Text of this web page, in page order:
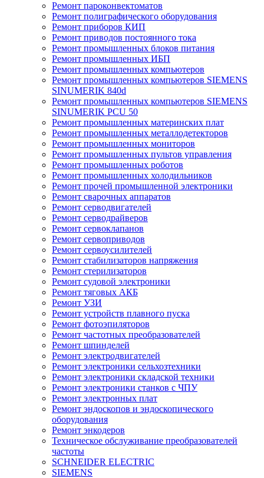
Ремонт пароконвектоматов
Ремонт полиграфического оборудования
Ремонт приборов КИП
Ремонт приводов постоянного тока
Ремонт промышленных блоков питания
Ремонт промышленных ИБП
Ремонт промышленных компьютеров
Ремонт промышленных компьютеров SIEMENS
SINUMERIK 840d
Ремонт промышленных компьютеров SIEMENS
SINUMERIK PCU 50
Ремонт промышленных материнских плат
Ремонт промышленных металлодетекторов
Ремонт промышленных мониторов
Ремонт промышленных пультов управления
Ремонт промышленных роботов
Ремонт промышленных холодильников
Ремонт прочей промышленной электроники
Ремонт сварочных аппаратов
Ремонт серводвигателей
Ремонт серводрайверов
Ремонт сервоклапанов
Ремонт сервоприводов
Ремонт сервоусилителей
Ремонт стабилизаторов напряжения
Ремонт стерилизаторов
Ремонт судовой электроники
Ремонт тяговых АКБ
Ремонт УЗИ
Ремонт устройств плавного пуска
Ремонт фотоэпиляторов
Ремонт частотных преобразователей
Ремонт шпинделей
Ремонт электродвигателей
Ремонт электроники сельхозтехники
Ремонт электроники складской техники
Ремонт электроники станков с ЧПУ
Ремонт электронных плат
Ремонт эндоскопов и эндоскопического
оборудования
Ремонт энкодеров
Техническое обслуживание преобразователей
частоты
SCHNEIDER ELECTRIC
SIEMENS